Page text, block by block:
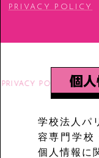
個
POLICY
学校法人パ
容専門学校
個人情報に